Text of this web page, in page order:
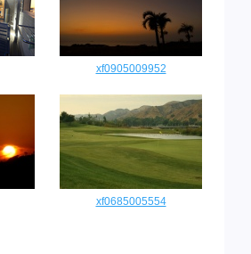
xf0905009952
xf0685005554